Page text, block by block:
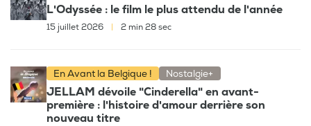
L'Odyssée : le film le plus attendu de l'année
15 juillet 2026 2 min 28 sec
En Avant la Belgique ! Nostalgie+
JELLAM dévoile "Cinderella" en avant-
première : l'histoire d'amour derrière son
nouveau titre